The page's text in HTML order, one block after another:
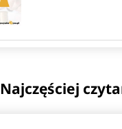
Najczęściej